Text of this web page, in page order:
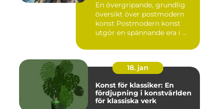
En övergripande, grundlig
översikt över postmodern
konst Postmodern konst
utgör en spännande era i ...
18. jan
Konst för klassiker: En
fördjupning i konstvärlden
för klassiska verk